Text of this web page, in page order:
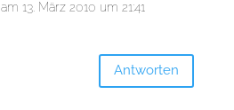
am 13. März 2010 um 21:41
Antworten